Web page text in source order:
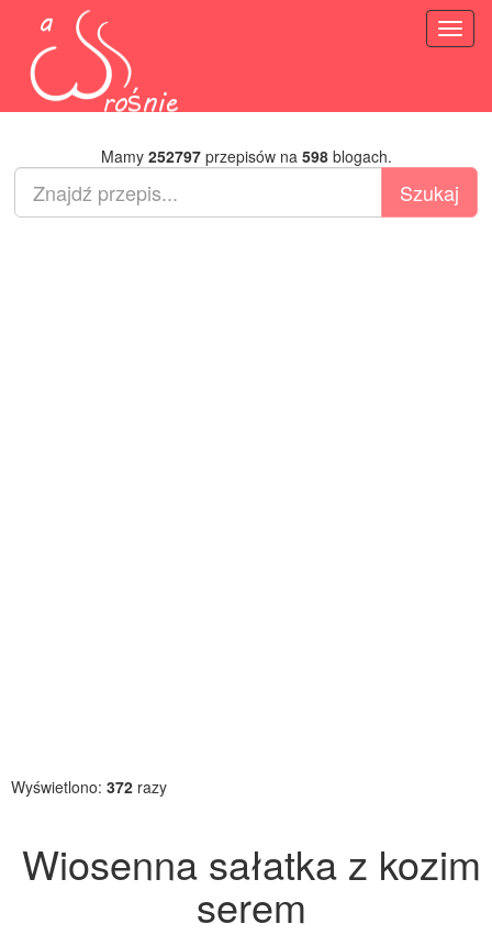
Mamy 252797przepisów na 598blogach.
Wyświetlono: 372 razy
Wiosenna sałatka z kozim
serem